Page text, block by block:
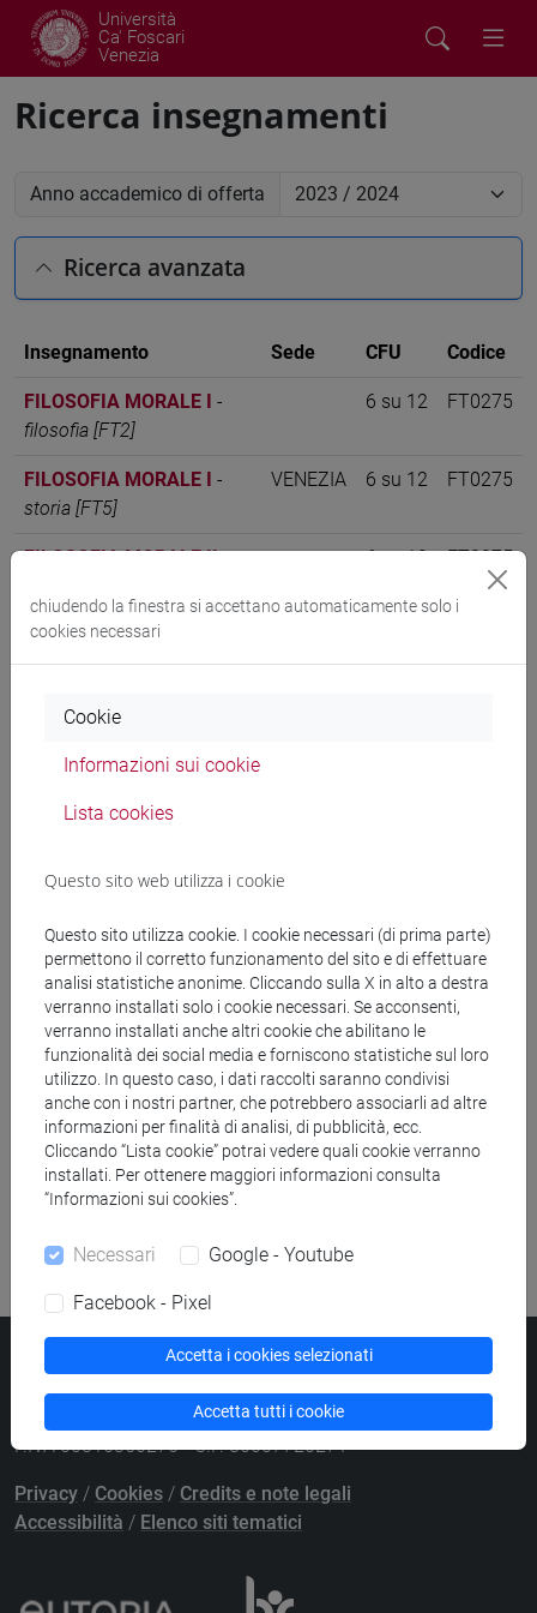
Università
Ca' Foscari
Venezia
Ricerca insegnamenti
Anno accademico di offerta
Ricerca avanzata
Insegnamento Sede CFU Codice
FILOSOFIA MORALE I -
filosofia [FT2]
6 su 12 FT0275
FILOSOFIA MORALE I -
storia [FT5]
VENEZIA 6 su 12 FT0275
FILOSOFIA MORALE II-
6 su 12 FT0275
FILOSOFIA MORALE II
storia [FT5]
Cerca nel sito
Ricerca persone
Ricerca insegnamenti
Ricerca aule
Ricerca sedi
Ricerca strutture
Ricerca pubblicazioni
Ricerca risorse bibliografiche
Università Ca’ Foscari
Dorsoduro 3246, 30123 Venezia
protocollo@pec.unive.it
P.IVA 00816350276 - C.F. 80007720271
Privacy / Cookies / Credits e note legali
Accessibilità / Elenco siti tematici
chiudendo la finestra si accettano automaticamente solo i
cookies necessari
Cookie
Informazioni sui cookie
Lista cookies
Questo sito web utilizza i cookie
Questo sito utilizza cookie. I cookie necessari (di prima parte)
permettono il corretto funzionamento del sito e di effettuare
analisi statistiche anonime. Cliccando sulla X in alto a destra
verranno installati solo i cookie necessari. Se acconsenti,
verranno installati anche altri cookie che abilitano le
funzionalità dei social media e forniscono statistiche sul loro
utilizzo. In questo caso, i dati raccolti saranno condivisi
anche con i nostri partner, che potrebbero associarli ad altre
informazioni per finalità di analisi, di pubblicità, ecc.
Cliccando “Lista cookie” potrai vedere quali cookie verranno
installati. Per ottenere maggiori informazioni consulta
“Informazioni sui cookies”.
Necessari Google - Youtube
Facebook - Pixel
Accetta i cookies selezionati
Accetta tutti i cookie